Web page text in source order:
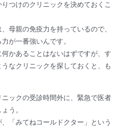
つけのクリニックを決めておくこ
母親の免疫力を持っているので、
が一番強いんです。
かあることはないはずですが、す
なクリニックを探しておくと、も
ックの受診時間外に、緊急で医者
う。
「みてねコールドクター」という